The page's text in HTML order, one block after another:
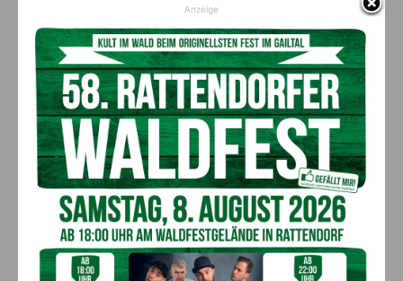
Tag des sauberen Naturparks
Samstag, 7. September 2024| 10:00 Uhr bis ca. 16:00 Uhr
Villacher Alpenstraße, Parkplatz 11, Rosstratte
Helfen Sie uns, bei unserer Flurreinigungsaktion den
Naturpark sauber zu halten und von Müll und Unrat zu
befreien. Müllsäcke werden zur Verfügung gestellt. Zum
Abschluss gibt es für alle Helfer*innen eine kleine Stärkung.
Ausgabe der Müllsäcke ab 10:00 Uhr
Anzeige